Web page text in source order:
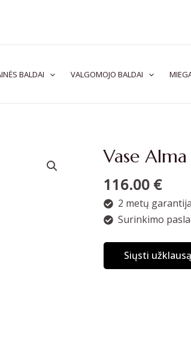
BALDAI VALGOMOJO BALDAI
Vase
116.00 €
2 metų garantija
Surinkimo
Siųsti užklausą